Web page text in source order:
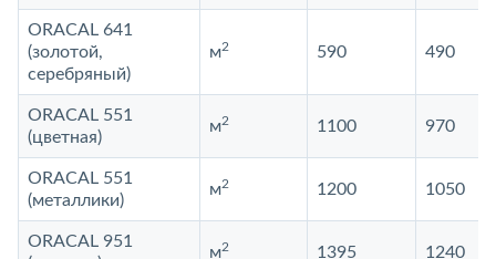
ORACAL 641
(золотой,
серебряный)
м2 590 490
ORACAL 551
(цветная)
м2 1100 970
ORACAL 551
(металлики)
м2 1200 1050
ORACAL 951
м2 1395 1240